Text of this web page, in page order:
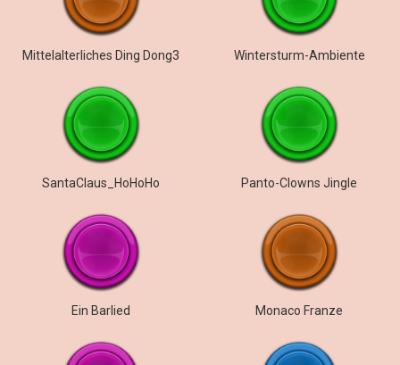
Mittelalterliches Ding Dong3 Wintersturm-Ambiente
SantaClaus_HoHoHo Panto-Clowns Jingle
Ein Barlied Monaco Franze